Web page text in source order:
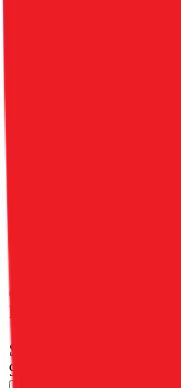
Toto pouzdro má
Vnější strana je obšita
měkký materiál, který
Obsahuje kapsu na
v několika různých
materiálu s
světla. Okraje jsou
originalitu. Uvnitř je
který poskytuje
před poškrábáním a
praktickou kapsu na
užitečné při sledování
umístěn v silikonovém
funkční tlačítka, což
dostupné v několika
Magnet.
Skladem 1 ks
90 Kč